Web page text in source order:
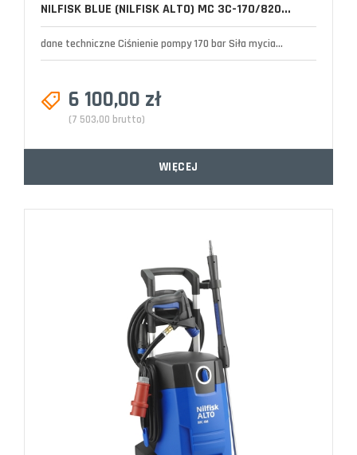
NILFISK BLUE (NILFISK ALTO) MC 3C-170/820...
dane techniczne Ciśnienie pompy 170 bar Siła mycia...
6 100,00 zł
(7 503,00 brutto)
WIĘCEJ